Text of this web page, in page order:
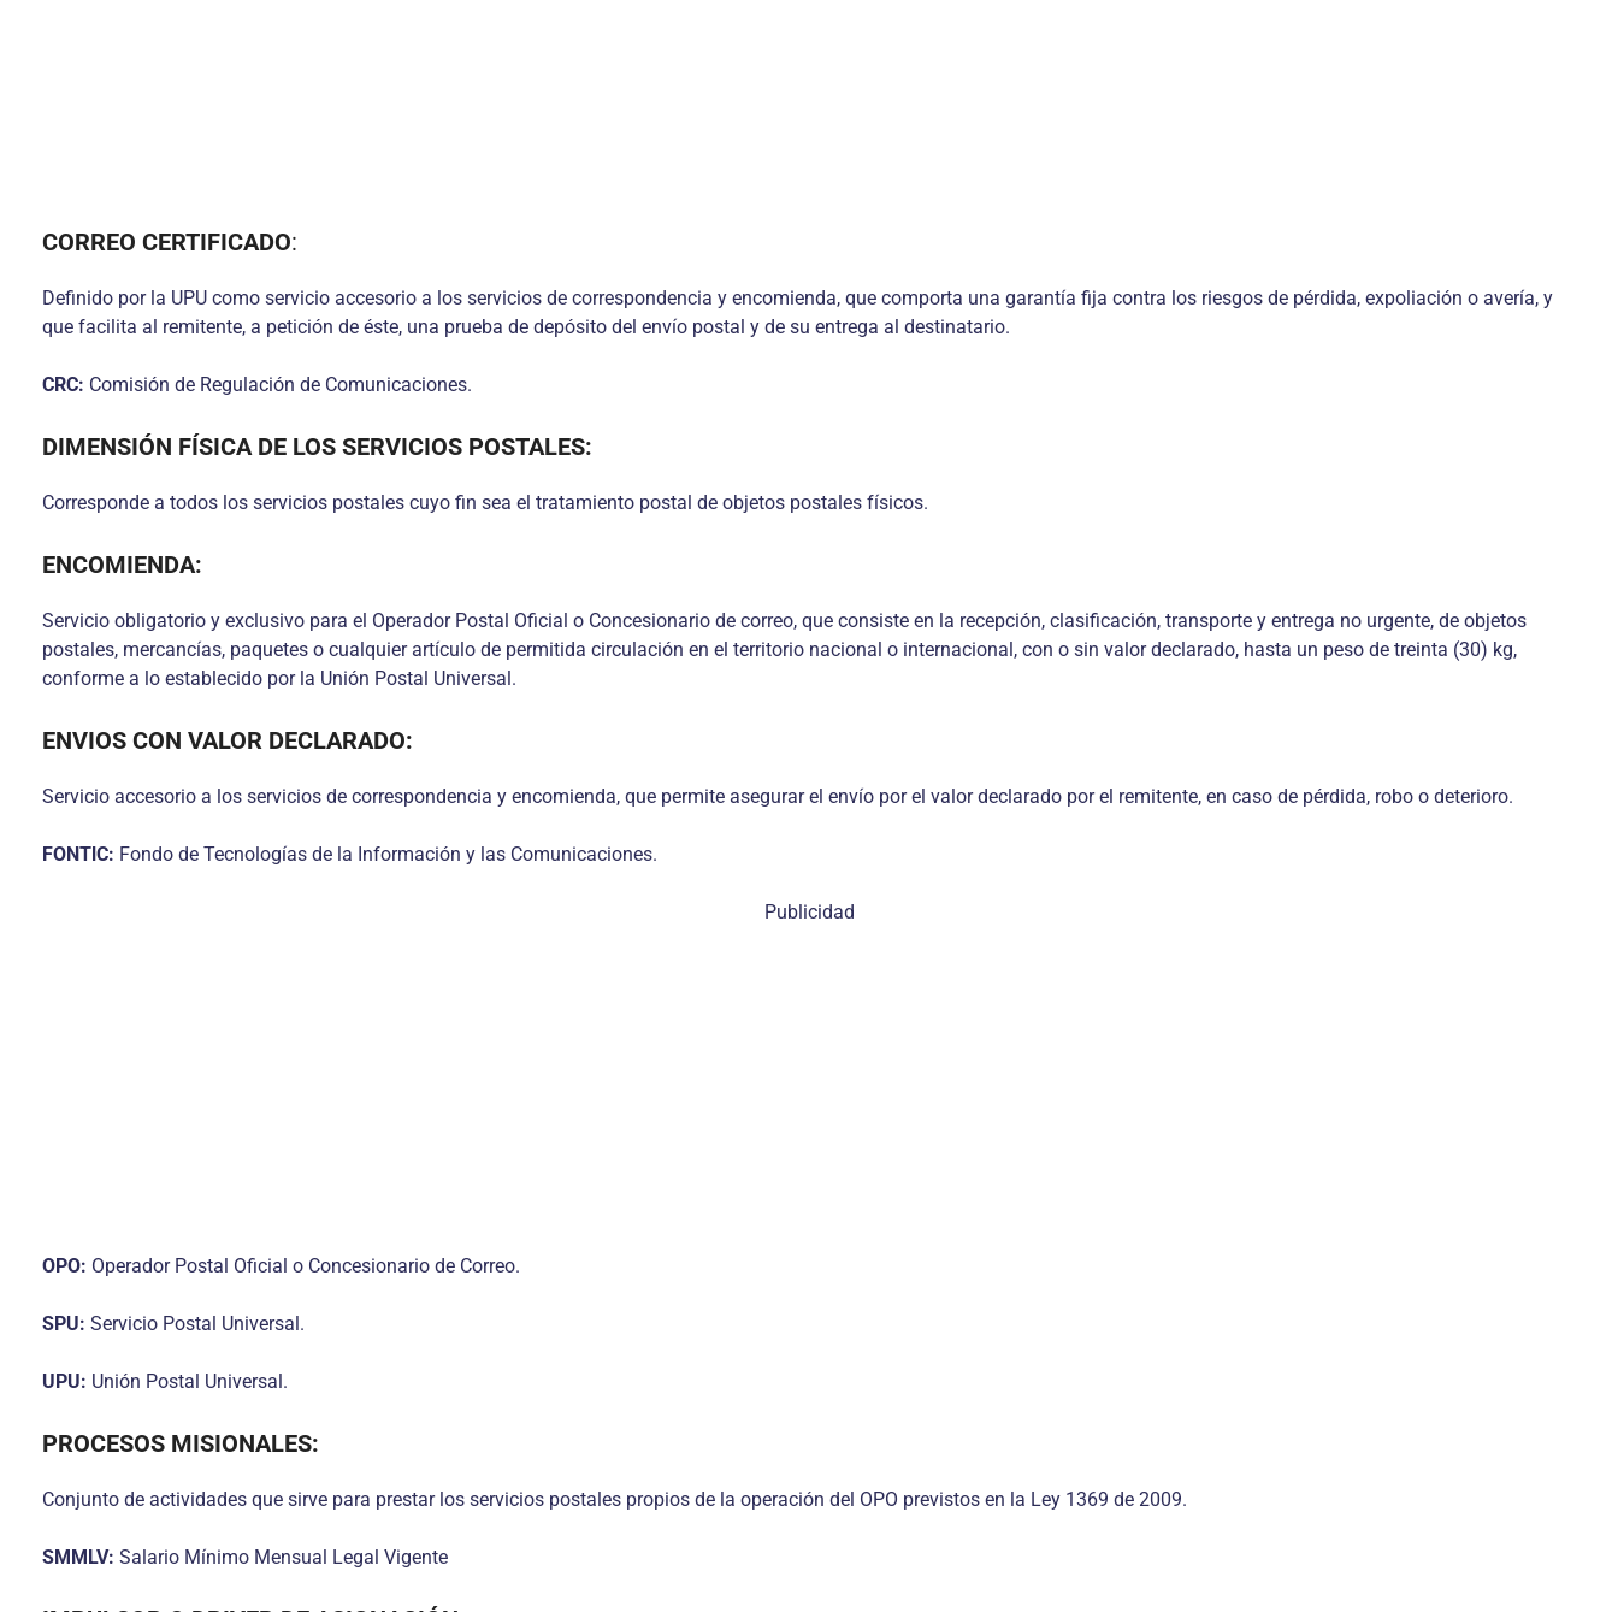
CORREO CERTIFICADO:
Definido por la UPU como servicio accesorio a los servicios de correspondencia y encomienda, que comporta una garantía fija contra los riesgos de pérdida, expoliación o avería, y
que facilita al remitente, a petición de éste, una prueba de depósito del envío postal y de su entrega al destinatario.
CRC: Comisión de Regulación de Comunicaciones.
DIMENSIÓN FÍSICA DE LOS SERVICIOS POSTALES:
Corresponde a todos los servicios postales cuyo fin sea el tratamiento postal de objetos postales físicos.
ENCOMIENDA:
Servicio obligatorio y exclusivo para el Operador Postal Oficial o Concesionario de correo, que consiste en la recepción, clasificación, transporte y entrega no urgente, de objetos
postales, mercancías, paquetes o cualquier artículo de permitida circulación en el territorio nacional o internacional, con o sin valor declarado, hasta un peso de treinta (30) kg,
conforme a lo establecido por la Unión Postal Universal.
ENVIOS CON VALOR DECLARADO:
Servicio accesorio a los servicios de correspondencia y encomienda, que permite asegurar el envío por el valor declarado por el remitente, en caso de pérdida, robo o deterioro.
FONTlC: Fondo de Tecnologías de la Información y las Comunicaciones.
Publicidad
OPO: Operador Postal Oficial o Concesionario de Correo.
SPU: Servicio Postal Universal.
UPU: Unión Postal Universal.
PROCESOS MISIONALES:
Conjunto de actividades que sirve para prestar los servicios postales propios de la operación del OPO previstos en la Ley 1369 de 2009.
SMMLV: Salario Mínimo Mensual Legal Vigente